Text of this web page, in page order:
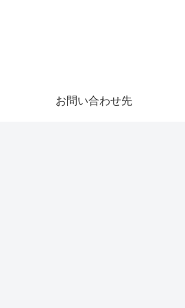
お問い合わせ先